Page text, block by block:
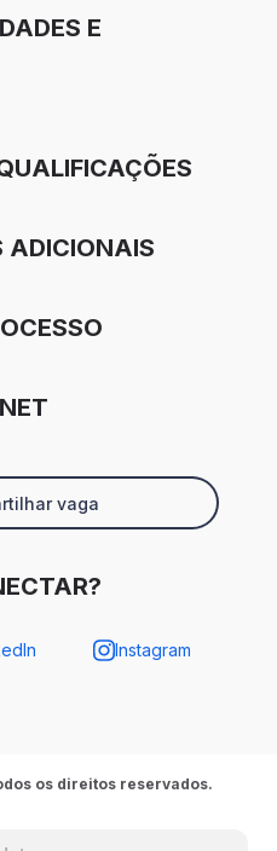
E
ADICIONAIS
vaga
Instagram
os direitos reservados.